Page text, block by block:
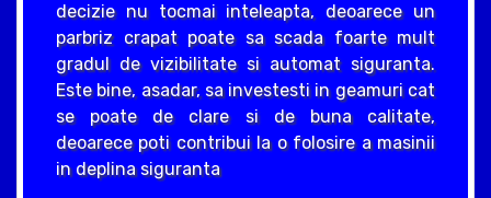
decizie nu tocmai inteleapta, deoarece un
parbriz crapat poate sa scada foarte mult
gradul de vizibilitate si automat siguranta.
Este bine, asadar, sa investesti in geamuri cat
se poate de clare si de buna calitate,
deoarece poti contribui la o folosire a masinii
in deplina siguranta